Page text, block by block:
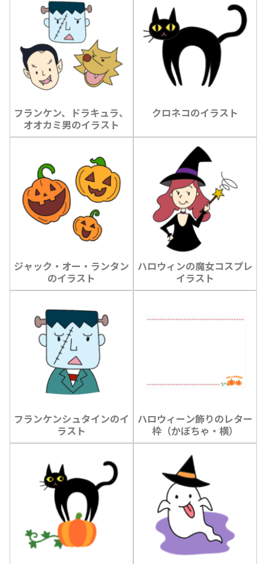
フランケン、ドラキュラ、
オオカミ男のイラスト
クロネコのイラスト
ジャック・オー・ランタン
のイラスト
ハロウィンの魔女コスプレ
イラスト
フランケンシュタインのイ
ラスト
ハロウィーン飾りのレター
枠（かぼちゃ・横）